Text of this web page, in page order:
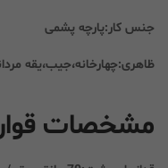
جنس کار:پارچه پشمی
ظاهری:چهارخانه،جیب،یقه
مشخصات